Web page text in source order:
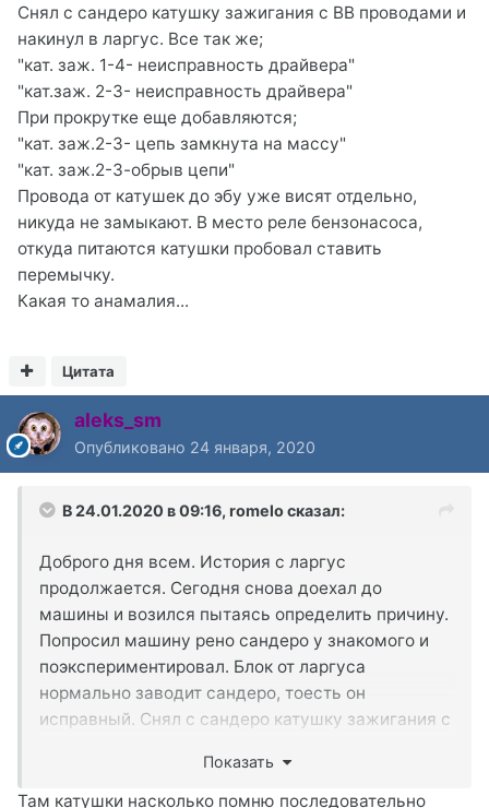
Снял с сандеро катушку зажигания с ВВ проводами и
накинул в ларгус. Все так же;
"кат. заж. 1-4- неисправность драйвера"
"кат.заж. 2-3- неисправность драйвера"
При прокрутке еще добавляются;
"кат. заж.2-3- цепь замкнута на массу"
"кат. заж.2-3-обрыв цепи"
Провода от катушек до эбу уже висят отдельно,
никуда не замыкают. В место реле бензонасоса,
откуда питаются катушки пробовал ставить
перемычку.
Какая то анамалия...
Цитата
aleks_sm
Опубликовано 24 января, 2020
В 24.01.2020 в 09:16, romeloсказал:
Доброго дня всем. История с ларгус
продолжается. Сегодня снова доехал до
машины и возился пытаясь определить причину.
Попросил машину рено сандеро у знакомого и
поэкспериментировал. Блок от ларгуса
нормально заводит сандеро, тоесть он
исправный. Снял с сандеро катушку зажигания с
"кат. заж. 1-4- неисправность драйвера"
"кат.заж. 2-3- неисправность драйвера"
Показать
Там катушки насколько помню последовательно